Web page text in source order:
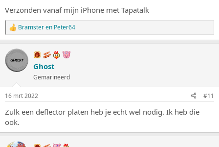
Verzonden vanaf mijn iPhone met Tapatalk
W
a
r
d
e
i
n
g
e
n
:
Bramsteren Peter64
Ghost
Gemarineerd
16 mrt 2022 #11
Zulk een deflector platen heb je echt wel nodig. Ik heb die
ook.